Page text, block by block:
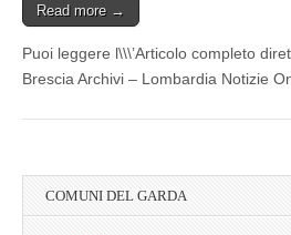
Read more →
Puoi leggere l\\\’Articolo completo
Brescia Archivi – Lombardia Notizie
COMUNI DEL GARDA